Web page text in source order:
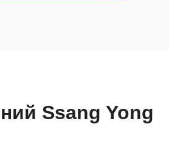
Ssang Yong